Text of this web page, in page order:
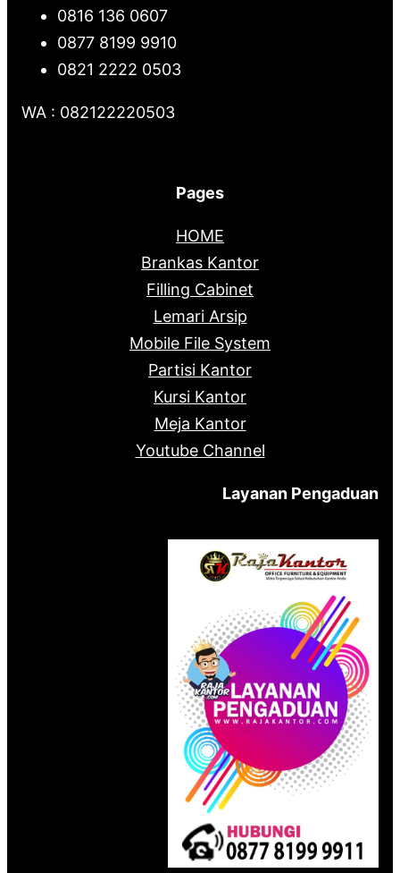
0816 136 0607
0877 8199 9910
0821 2222 0503
WA : 082122220503
Pages
HOME
Brankas Kantor
Filling Cabinet
Lemari Arsip
Mobile File System
Partisi Kantor
Kursi Kantor
Meja Kantor
Youtube Channel
Layanan Pengaduan